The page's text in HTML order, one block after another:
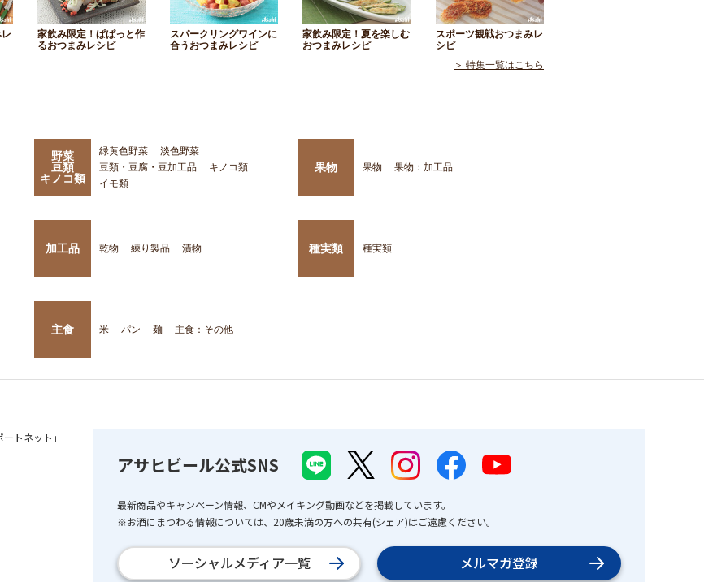
家飲み限定！ぱぱっと作
るおつまみレシピ
スパークリングワインに
合うおつまみレシピ
家飲み限定！夏を楽しむ
おつまみレシピ
スポーツ観戦おつまみレ
シピ
＞ 特集一覧はこちら
野菜
豆類
キノコ類
緑黄色野菜
淡色野菜
豆類・豆腐・豆加工品
キノコ類
イモ類
果物 果物 果物：加工品
加工品 乾物 練り製品 漬物 種実類 種実類
主食 米 パン 麺 主食：その他
トネット」
アサヒビール公式SNS
最新商品やキャンペーン情報、CMやメイキング動画などを掲載しています。
※お酒にまつわる情報については、20歳未満の方への共有(シェア)はご遠慮ください。
ソーシャルメディア一覧 メルマガ登録